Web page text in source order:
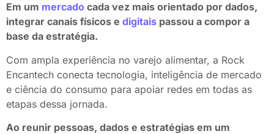
Em um mercado cada vez mais orientado por dados,
integrar canais físicos e digitais passou a compor a
base da estratégia.
Com ampla experiência no varejo alimentar, a Rock
Encantech conecta tecnologia, inteligência de mercado
e ciência do consumo para apoiar redes em todas as
etapas dessa jornada.
Ao reunir pessoas, dados e estratégias em um